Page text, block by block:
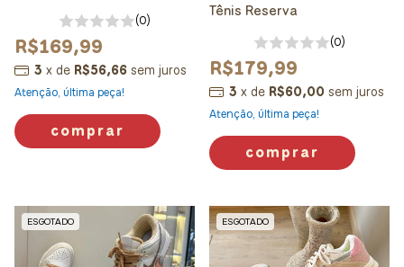
(0)
R$169,99
3 x de R$56,66 sem juros
Atenção, última peça!
comprar
Tênis Reserva
(0)
R$179,99
3 x de R$60,00 sem juros
Atenção, última peça!
comprar
ESGOTADO ESGOTADO